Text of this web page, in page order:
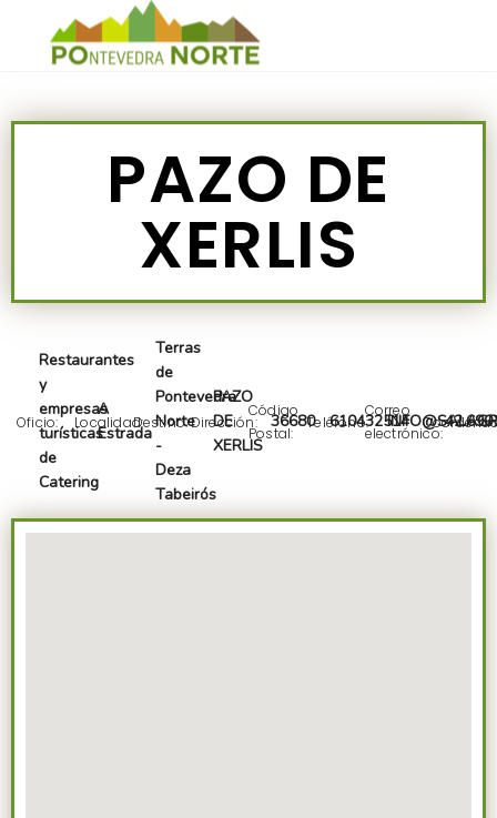
PAZO DE
XERLIS
Oficio:
Restaurantes
y
empresas
turísticas
de
Catering
Localidad:
A
Estrada
Destino:
Terras
de
Pontevedra
Norte
-
Deza
Tabeirós
Dirección:
PAZO
DE
XERLIS
Código
Postal:
36680Teléfono:
610432514
Correo
electrónico: